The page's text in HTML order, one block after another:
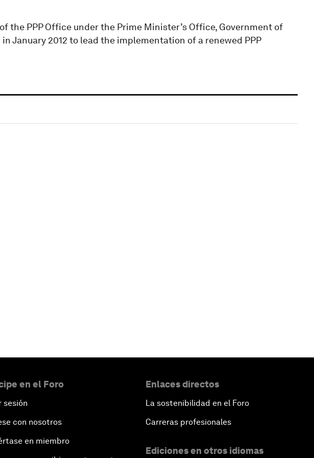
the PPP Office under the Prime Minister’s Office, Government of
January 2012 to lead the implementation of a renewed PPP
en el Foro
sesión
con nosotros
en miembro
Enlaces directos
La sostenibilidad en el Foro
Carreras profesionales
Ediciones en otros idiomas